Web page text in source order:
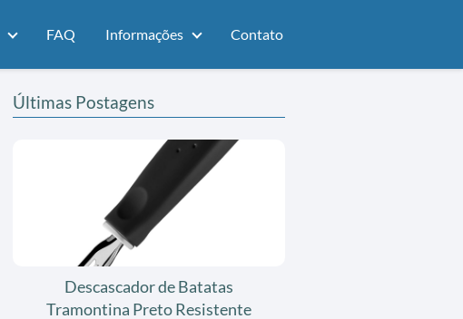
FAQ Informações Contato
Últimas Postagens
Descascador de Batatas
Tramontina Preto Resistente